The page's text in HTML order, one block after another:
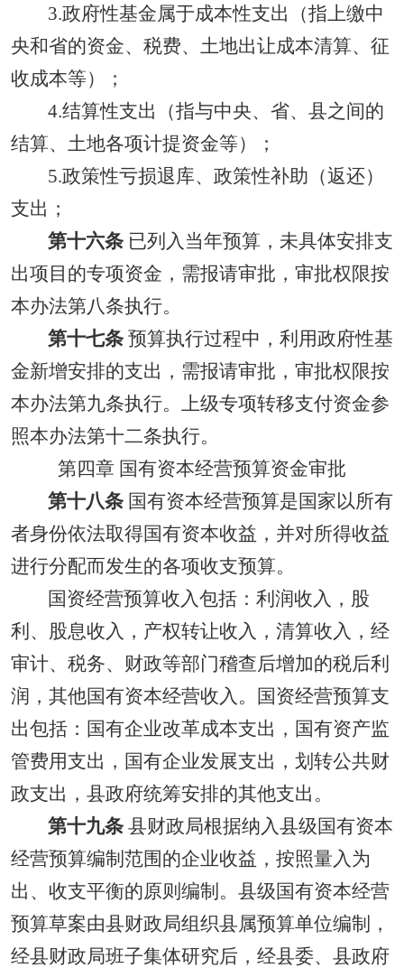
3.政府性基金属于成本性支出（指上缴中
央和省的资金、税费、土地出让成本清算、征
收成本等）；
4.结算性支出（指与中央、省、县之间的
结算、土地各项计提资金等）；
5.政策性亏损退库、政策性补助（返还）
支出；
第十六条已列入当年预算，未具体安排支
出项目的专项资金，需报请审批，审批权限按
本办法第八条执行。
第十七条预算执行过程中，利用政府性基
金新增安排的支出，需报请审批，审批权限按
本办法第九条执行。上级专项转移支付资金参
照本办法第十二条执行。
第四章 国有资本经营预算资金审批
第十八条国有资本经营预算是国家以所有
者身份依法取得国有资本收益，并对所得收益
进行分配而发生的各项收支预算。
国资经营预算收入包括：利润收入，股
利、股息收入，产权转让收入，清算收入，经
审计、税务、财政等部门稽查后增加的税后利
润，其他国有资本经营收入。国资经营预算支
出包括：国有企业改革成本支出，国有资产监
管费用支出，国有企业发展支出，划转公共财
政支出，县政府统筹安排的其他支出。
第十九条县财政局根据纳入县级国有资本
经营预算编制范围的企业收益，按照量入为
出、收支平衡的原则编制。县级国有资本经营
预算草案由县财政局组织县属预算单位编制，
经县财政局班子集体研究后，经县委、县政府